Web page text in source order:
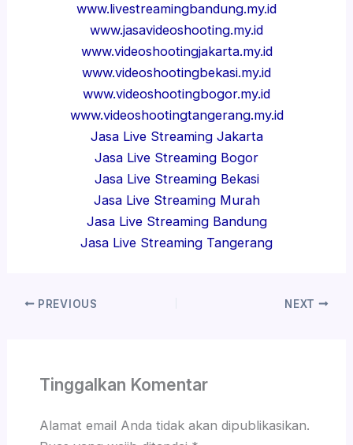
www.livestreamingbandung.my.id
www.jasavideoshooting.my.id
www.videoshootingjakarta.my.id
www.videoshootingbekasi.my.id
www.videoshootingbogor.my.id
www.videoshootingtangerang.my.id
Jasa Live Streaming Jakarta
Jasa Live Streaming Bogor
Jasa Live Streaming Bekasi
Jasa Live Streaming Murah
Jasa Live Streaming Bandung
Jasa Live Streaming Tangerang
PREVIOUS NEXT
Tinggalkan Komentar
Alamat email Anda tidak akan dipublikasikan.